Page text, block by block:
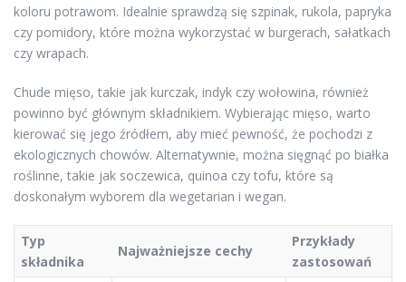
koloru potrawom. Idealnie sprawdzą się szpinak, rukola, papryka
czy pomidory, które można wykorzystać w burgerach, sałatkach
czy wrapach.
Chude mięso, takie jak kurczak, indyk czy wołowina, również
powinno być głównym składnikiem. Wybierając mięso, warto
kierować się jego źródłem, aby mieć pewność, że pochodzi z
ekologicznych chowów. Alternatywnie, można sięgnąć po białka
roślinne, takie jak soczewica, quinoa czy tofu, które są
doskonałym wyborem dla wegetarian i wegan.
Typ
składnika
Najważniejsze cechy
Przykłady
zastosowań